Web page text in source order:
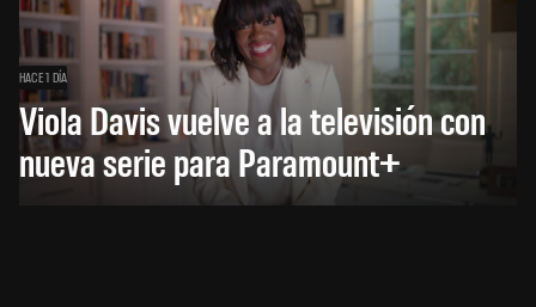
HACE 1 DÍA
Viola Davis vuelve a la televisión con
nueva serie para Paramount+